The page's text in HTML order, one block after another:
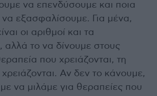
να επενδύσουμε και ποια
εξασφαλίσουμε. Για μένα,
οι αριθμοί και τα
αλλά το να δίνουμε στους
που χρειάζονται, τη
Αν δεν το κάνουμε,
να μιλάμε για θεραπείες που